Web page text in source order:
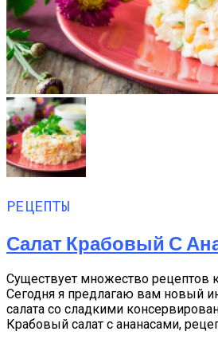
РЕЦЕПТЫ
Салат Крабовый С
Существует множество рецептов
Сегодня я предлагаю вам новый
салата со сладкими
Крабовый салат с ананасами,